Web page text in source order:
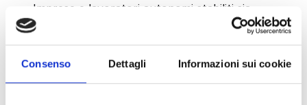
Consenso Dettagli Informazioni sui cookie
Imprese e lavoratori autonomi stabiliti sia
nell’
Unione Europea che in Paesi extra UE che
operano in Italia.
Come funziona il sistema a crediti?Siaccumulano
crediti partecipando a corsi diformazione